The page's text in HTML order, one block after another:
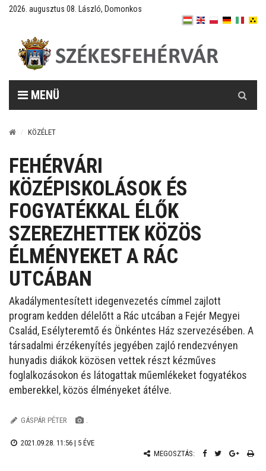
2026. augusztus 08. László, Domonkos
MENÜ
KÖZÉLET
FEHÉRVÁRI
KÖZÉPISKOLÁSOK ÉS
FOGYATÉKKAL ÉLŐK
SZEREZHETTEK KÖZÖS
ÉLMÉNYEKET A RÁC
UTCÁBAN
Akadálymentesített idegenvezetés címmel zajlott
program kedden délelőtt a Rác utcában a Fejér Megyei
Család, Esélyteremtő és Önkéntes Ház szervezésében. A
társadalmi érzékenyítés jegyében zajló rendezvényen
hunyadis diákok közösen vettek részt kézműves
foglalkozásokon és látogattak műemlékeket fogyatékos
emberekkel, közös élményeket átélve.
GÁSPÁR PÉTER .
2021.09.28. 11:56 | 5 ÉVE
MEGOSZTÁS: